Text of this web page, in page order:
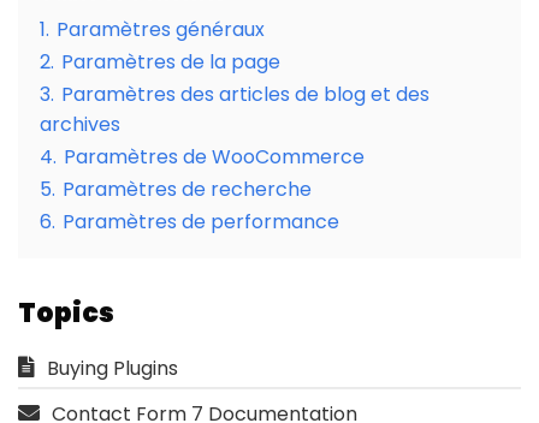
1. Paramètres généraux
2. Paramètres de la page
3. Paramètres des articles de blog et des
archives
4. Paramètres de WooCommerce
5. Paramètres de recherche
6. Paramètres de performance
Topics
Buying Plugins
Contact Form 7 Documentation